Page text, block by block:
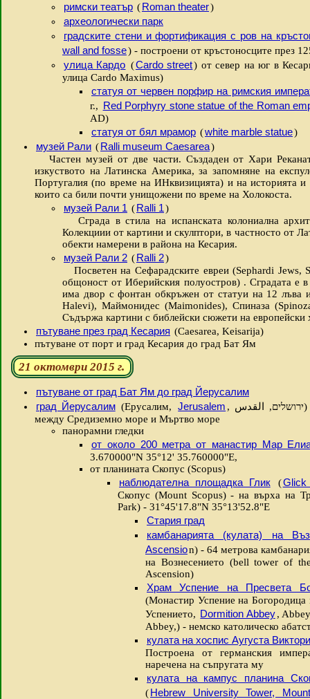
римски театър (Roman theater)
археологически парк
градските стени и фортификация с ров на
wall and fosse) - построени от кръстоносците през
улица Кардо (Cardo street) от север на юг в
улица Cardo Maximus)
статуя от червен порфир на римския
г., Red Porphyry stone statue of the Roman
AD)
статуя от бял мрамор (white marble statue)
музей Рали (Ralli museum Caesarea)
Частен музей от две части. Създаден от Хари
изкуството на Латинска Америка, за запомняне на
Португалия (по време на ИНквизицията) и на историята и
които са били почти унищожени по време на Холокоста.
музей Рали 1 (Ralli 1)
Сграда в стила на испанската колониална
Колекциии от картини и скулптори, в частносто от
обекти намерени в района на Кесария.
музей Рали 2 (Ralli 2)
Посветен на Сефарадските евреи (Sephardi Jews,
общоност от Иберийския полуостров) . Сградата е
има двор с фонтан обкръжен от статуи на 12 лъва
Halevi), Маймонидес (Maimonides), Спиназа
Съдържа картини с библейски сюжети на
пътуване през град Кесария (Caesarea, Keisarija)
пътуване от порт и град Кесария до град Бат Ям
21 октомври 2015 г.
пътуване от град Бат Ям до град Йерусалим
град Йерусалим (Ерусалим, Jerusalem , ירושלים, القدس) - на плато в Юдейските планини
между Средиземно море и Мъртво море
панорамни гледки
от около 200 метра от манастир Мар
3.670000"N 35°12' 35.760000"E,
от планината Скопус (Scopus)
наблюдателна площадка Глик (Glick
Скопус (Mount Scopus) - на върха на
Park) - 31°45'17.8"N 35°13'52.8"E
Стария град
камбанарията (кулата) на
Ascension) - 64 метрова
на Вознесението (bell tower of
Ascension)
Храм Успение на Пресвета
(Монастир Успение на
Успението, Dormition Abbey ,
Abbey,) - немско католическо
кулата на хоспис Аугуста
Построена от германския
наречена на съпругата му
кулата на кампус планина
(Hebrew University Tower,